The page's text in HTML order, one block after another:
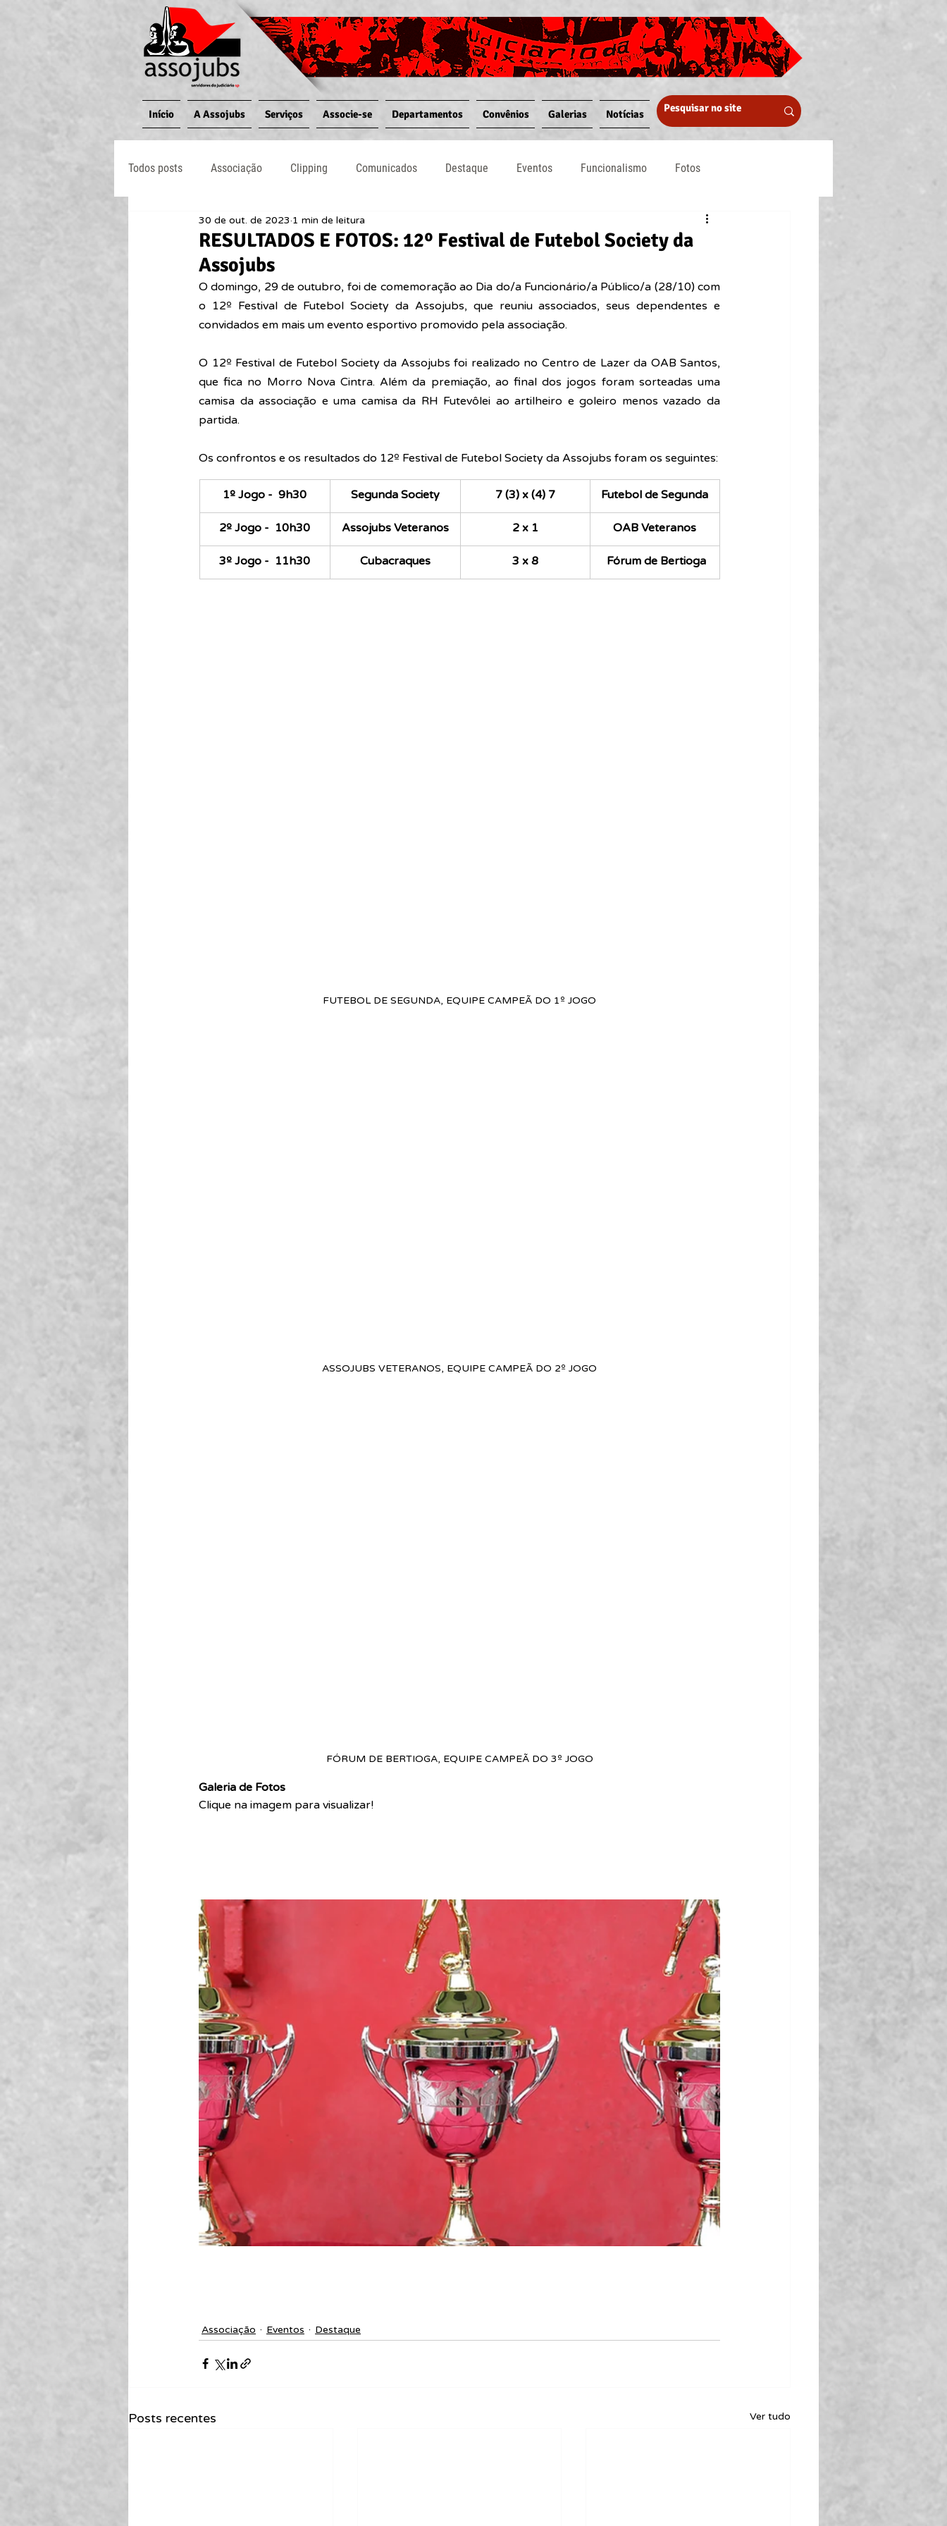
Início A Assojubs Serviços Associe-se Departamentos Convênios Galerias Notícias
Todos posts Associação Clipping Comunicados Destaque Eventos Funcionalismo Fotos
Jornal O Processo Judiciário Notícias
RESULTADOS E FOTOS: 12º Festival de Futebol Society da
Assojubs
30 de out. de 2023 1 min de leitura
O domingo, 29 de outubro, foi de comemoração ao Dia do/a Funcionário/a Público/a (28/10) com
o 12º Festival de Futebol Society da Assojubs, que reuniu associados, seus dependentes e
convidados em mais um evento esportivo promovido pela associação.
O 12º Festival de Futebol Society da Assojubs foi realizado no Centro de Lazer da OAB Santos,
que fica no Morro Nova Cintra. Além da premiação, ao final dos jogos foram sorteadas uma
camisa da associação e uma camisa da RH Futevôlei ao artilheiro e goleiro menos vazado da
partida.
Os confrontos e os resultados do 12º Festival de Futebol Society da Assojubs foram os seguintes:
1º Jogo -  9h30 Segunda Society 7 (3) x (4) 7 ​Futebol de Segunda
2º Jogo -  10h30 Assojubs Veteranos 2 x 1 OAB Veteranos
3º Jogo -  11h30 Cubacraques 3 x 8 Fórum de Bertioga
FUTEBOL DE SEGUNDA, EQUIPE CAMPEÃ DO 1º JOGO
ASSOJUBS VETERANOS, EQUIPE CAMPEÃ DO 2º JOGO
FÓRUM DE BERTIOGA, EQUIPE CAMPEÃ DO 3º JOGO
Galeria de Fotos
Clique na imagem para visualizar!
Associação Eventos Destaque
Posts recentes Ver tudo